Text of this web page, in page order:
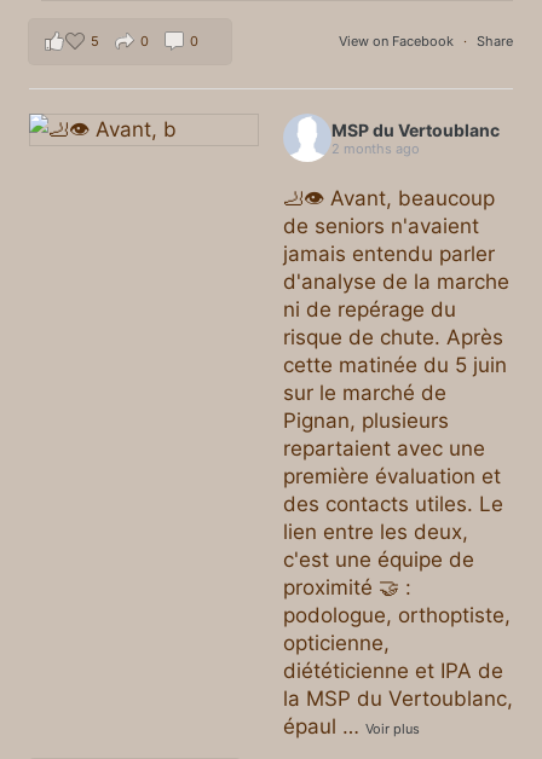
View on Facebook · Share
5 0 0
MSP du Vertoublanc
2 months ago
🦶👁️ Avant, beaucoup
de seniors n'avaient
jamais entendu parler
d'analyse de la marche
ni de repérage du
risque de chute. Après
cette matinée du 5 juin
sur le marché de
Pignan, plusieurs
repartaient avec une
première évaluation et
des contacts utiles. Le
lien entre les deux,
c'est une équipe de
proximité 🤝 :
podologue, orthoptiste,
opticienne,
diététicienne et IPA de
la MSP du Vertoublanc,
épaul … Voir plus